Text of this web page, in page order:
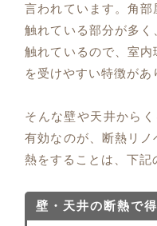
言われています。角
触れている部分が多
触れているので、室
を受けやすい特徴があ
そんな壁や天井から
有効なのが、断熱リ
熱をすることは、下記
壁・天井の断熱で